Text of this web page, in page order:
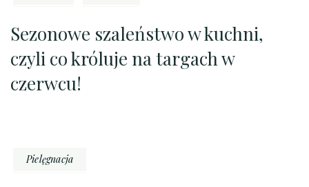
Sezonowe szaleństwo w kuchni,
czyli co króluje na targach w
czerwcu!
Pielęgnacja